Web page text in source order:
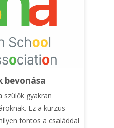
bevonása
szülők gyakran
Ez a kurzus
fontos a családdal